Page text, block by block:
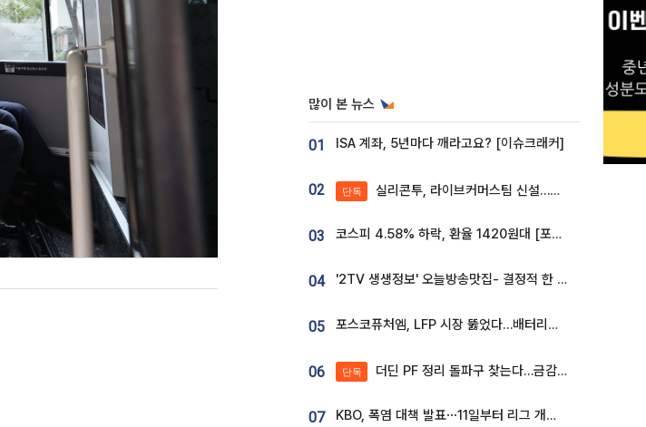
많이 본 뉴스
01 ISA 계좌, 5년마다 깨라고요? [이슈크래커]
02 단독 실리콘투, 라이브커머스팀 신설…K뷰티 ‘글로벌 판매망’ 확대[K뷰티 라방戰]
03 코스피 4.58% 하락, 환율 1420원대 [포토]
04 '2TV 생생정보' 오늘방송맛집- 결정적 한 수, 3종 메밀면! 메밀 소바 맛집 '의○○○○'
05 포스코퓨처엠, LFP 시장 뚫었다…배터리사와 대규모 장기 공급 합의
06 단독 더딘 PF 정리 돌파구 찾는다…금감원, 1년 반 만에 매각설명회 재개
07 KBO, 폭염 대책 발표⋯11일부터 리그 개시ㆍ경기 오후 7시 시작